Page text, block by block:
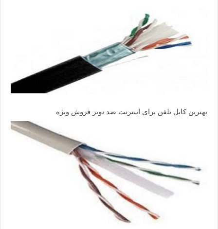
بهترین کابل تلفن برای اینترنت ضد نویز فروش ویژه